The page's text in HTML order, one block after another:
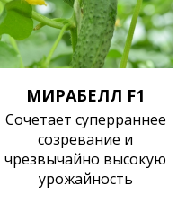
МИРАБЕЛЛ F1
Сочетает суперраннее
созревание и
чрезвычайно высокую
урожайность